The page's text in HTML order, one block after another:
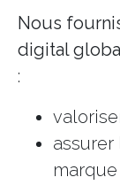
Nous
digital
:
assurer
marque